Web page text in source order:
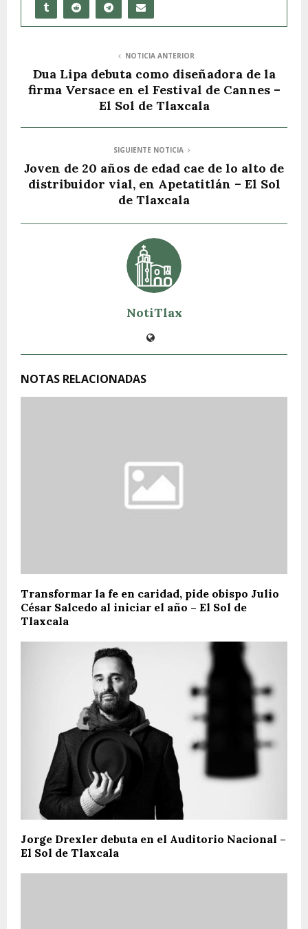
NOTICIA ANTERIOR
Dua Lipa debuta como diseñadora de la
firma Versace en el Festival de Cannes –
El Sol de Tlaxcala
SIGUIENTE NOTICIA
Joven de 20 años de edad cae de lo alto de
distribuidor vial, en Apetatitlán – El Sol
de Tlaxcala
NotiTlax
NOTAS RELACIONADAS
Transformar la fe en caridad, pide obispo Julio
César Salcedo al iniciar el año – El Sol de
Tlaxcala
Jorge Drexler debuta en el Auditorio Nacional –
El Sol de Tlaxcala